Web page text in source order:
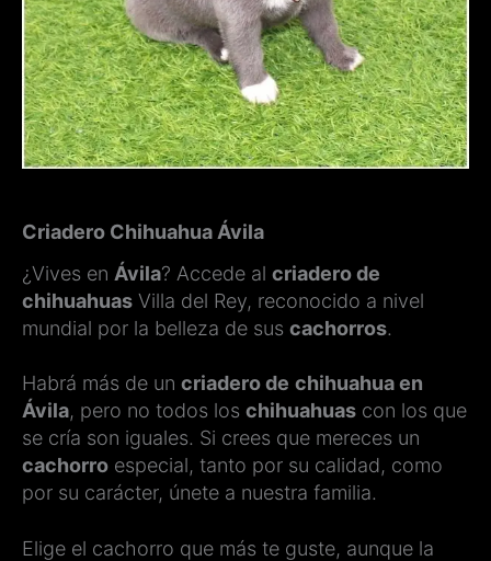
Criadero Chihuahua Ávila
¿Vives en Ávila? Accede al criadero de
chihuahuas Villa del Rey, reconocido a nivel
mundial por la belleza de sus cachorros.
Habrá más de un criadero de chihuahua en
Ávila, pero no todos los chihuahuas con los que
se cría son iguales. Si crees que mereces un
cachorro especial, tanto por su calidad, como
por su carácter, únete a nuestra familia.
Elige el cachorro que más te guste, aunque la